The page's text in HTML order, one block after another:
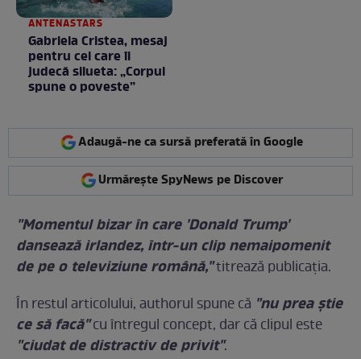
ANTENASTARS
Gabriela Cristea, mesaj
pentru cei care îi
judecă silueta: „Corpul
spune o poveste”
Adaugă-ne ca sursă preferată în Google
Urmărește SpyNews pe Discover
"Momentul bizar în care 'Donald Trump'
dansează irlandez, într-un clip nemaipomenit
de pe o televiziune română,"titrează publicația.
În restul articolului, authorul spune că "nu prea știe
ce să facă"cu întregul concept, dar că clipul este
"ciudat de distractiv de privit".